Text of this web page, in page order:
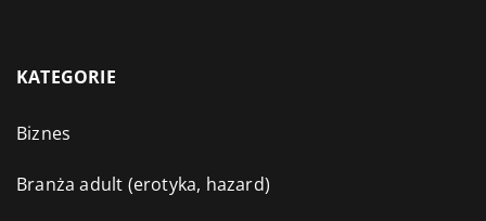
KATEGORIE
Biznes
Branża adult (erotyka, hazard)